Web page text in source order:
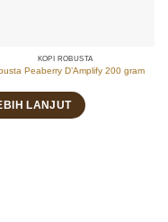
KOPI ROBUSTA
Peaberry D’Amplify 200 gram
LANJUT